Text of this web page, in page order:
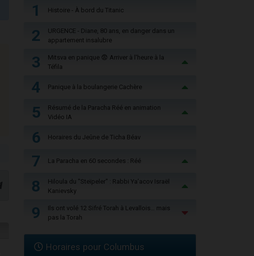
1 Histoire - À bord du Titanic
2
URGENCE - Diane, 80 ans, en danger dans un
appartement insalubre
3
Mitsva en panique 😨 Arriver à l'heure à la
Téfila
4 Panique à la boulangerie Cachère
5
Résumé de la Paracha Réé en animation
Vidéo IA
6 Horaires du Jeûne de Ticha Béav
7 La Paracha en 60 secondes : Réé
8
Hiloula du "Steïpeler" : Rabbi Ya’acov Israël
Kanievsky
9
Ils ont volé 12 Sifré Torah à Levallois… mais
pas la Torah
Horaires pour Columbus